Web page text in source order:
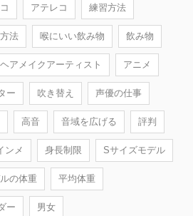
アテレコ 練習方法
法 喉にいい飲み物 飲み物
ヘアメイクアーティスト アニメ
ー 吹き替え 声優の仕事
高音 音域を広げる 評判
ンメ 身長制限 Sサイズモデル
の体重 平均体重
ー 男女